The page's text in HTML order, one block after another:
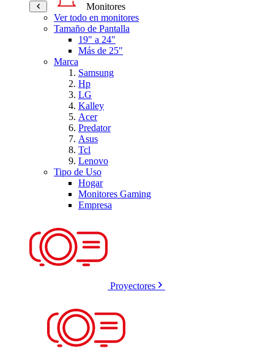
Monitores
Ver todo en monitores
Tamaño de Pantalla
19" a 24"
Más de 25"
Marca
Samsung
Hp
LG
Kalley
Acer
Predator
Asus
Tcl
Lenovo
Tipo de Uso
Hogar
Monitores Gaming
Empresa
Proyectores